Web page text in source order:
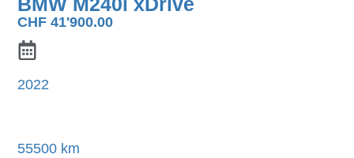
CHF 41'900.00
2022
55500 km